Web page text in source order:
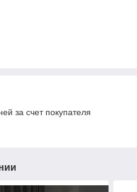
за счет покупателя